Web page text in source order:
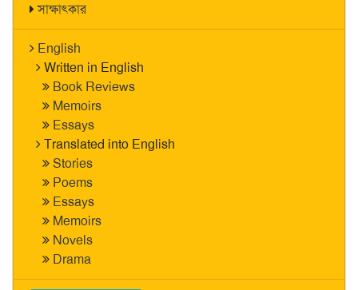
সাক্ষাৎকার
English
Written in English
Book Reviews
Memoirs
Essays
Translated into English
Stories
Poems
Essays
Memoirs
Novels
Drama